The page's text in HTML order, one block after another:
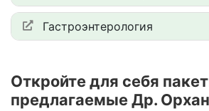
Гастроэнтерология
Откройте для себя
предлагаемые Др.